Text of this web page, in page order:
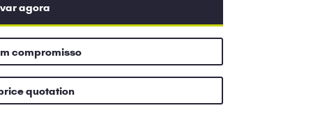
agora
compromisso
quotation